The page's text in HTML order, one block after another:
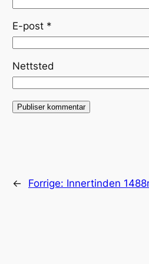
E-post *
Nettsted
← Forrige: Innertinden